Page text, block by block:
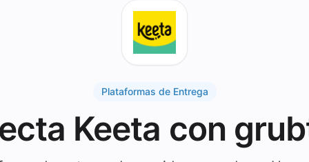
Plataformas de Entrega
Keeta con